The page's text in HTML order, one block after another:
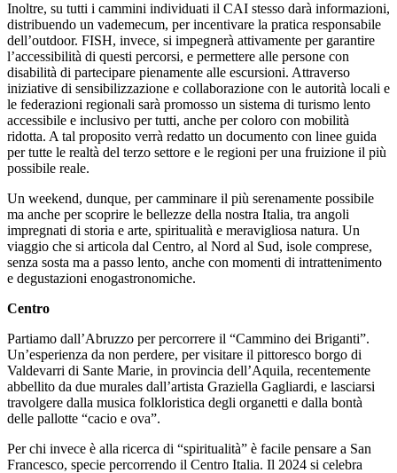
Inoltre, su tutti i cammini individuati il CAI stesso darà informazioni,
distribuendo un vademecum, per incentivare la pratica responsabile
dell’outdoor. FISH, invece, si impegnerà attivamente per garantire
l’accessibilità di questi percorsi, e permettere alle persone con
disabilità di partecipare pienamente alle escursioni. Attraverso
iniziative di sensibilizzazione e collaborazione con le autorità locali e
le federazioni regionali sarà promosso un sistema di turismo lento
accessibile e inclusivo per tutti, anche per coloro con mobilità
ridotta. A tal proposito verrà redatto un documento con linee guida
per tutte le realtà del terzo settore e le regioni per una fruizione il più
possibile reale.
Un weekend, dunque, per camminare il più serenamente possibile
ma anche per scoprire le bellezze della nostra Italia, tra angoli
impregnati di storia e arte, spiritualità e meravigliosa natura. Un
viaggio che si articola dal Centro, al Nord al Sud, isole comprese,
senza sosta ma a passo lento, anche con momenti di intrattenimento
e degustazioni enogastronomiche.
Centro
Partiamo dall’Abruzzo per percorrere il “Cammino dei Briganti”.
Un’esperienza da non perdere, per visitare il pittoresco borgo di
Valdevarri di Sante Marie, in provincia dell’Aquila, recentemente
abbellito da due murales dall’artista Graziella Gagliardi, e lasciarsi
travolgere dalla musica folkloristica degli organetti e dalla bontà
delle pallotte “cacio e ova”.
Per chi invece è alla ricerca di “spiritualità” è facile pensare a San
Francesco, specie percorrendo il Centro Italia. Il 2024 si celebra